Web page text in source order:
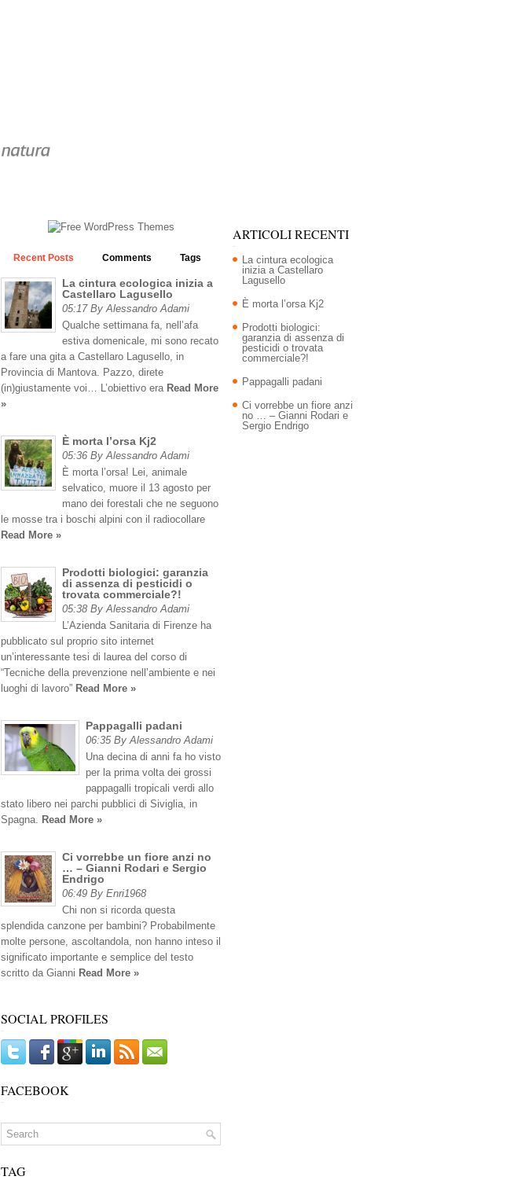
Recent Posts Comments Tags
La cintura ecologica inizia a
Castellaro Lagusello
05:17 By Alessandro Adami
Qualche settimana fa, nell’afa
estiva domenicale, mi sono recato
a fare una gita a Castellaro Lagusello, in
Provincia di Mantova. Pazzo, direte
(in)giustamente voi… L’obiettivo era Read More
»
È morta l’orsa Kj2
05:36 By Alessandro Adami
È morta l’orsa! Lei, animale
selvatico, muore il 13 agosto per
mano dei forestali che ne seguono
le mosse tra i boschi alpini con il radiocollare
Read More »
Prodotti biologici: garanzia
di assenza di pesticidi o
trovata commerciale?!
05:38 By Alessandro Adami
L’Azienda Sanitaria di Firenze ha
pubblicato sul proprio sito internet
un’interessante tesi di laurea del corso di
“Tecniche della prevenzione nell’ambiente e nei
luoghi di lavoro” Read More »
Pappagalli padani
06:35 By Alessandro Adami
Una decina di anni fa ho visto
per la prima volta dei grossi
pappagalli tropicali verdi allo
stato libero nei parchi pubblici di Siviglia, in
Spagna. Read More »
Ci vorrebbe un fiore anzi no
… – Gianni Rodari e Sergio
Endrigo
06:49 By Enri1968
Chi non si ricorda questa
splendida canzone per bambini? Probabilmente
molte persone, ascoltandola, non hanno inteso il
significato importante e semplice del testo
scritto da Gianni Read More »
SOCIAL PROFILES
FACEBOOK
TAG
ARTICOLI RECENTI
La cintura ecologica
inizia a Castellaro
Lagusello
È morta l’orsa Kj2
Prodotti biologici:
garanzia di assenza di
pesticidi o trovata
commerciale?!
Pappagalli padani
Ci vorrebbe un fiore anzi
no … – Gianni Rodari e
Sergio Endrigo